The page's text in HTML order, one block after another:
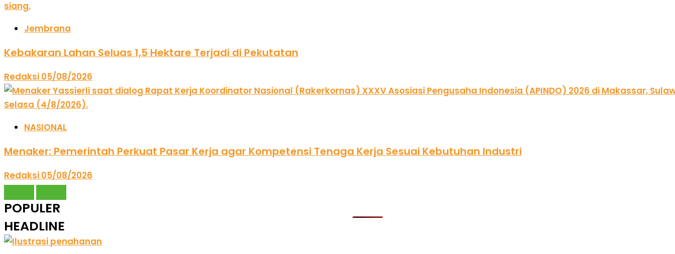
Jembrana
Kebakaran Lahan Seluas 1,5 Hektare Terjadi di Pekutatan
Redaksi 05/08/2026
NASIONAL
Menaker: Pemerintah Perkuat Pasar Kerja agar Kompetensi Tenaga Kerja Sesuai Kebutuhan Industri
Redaksi 05/08/2026
POPULER
HEADLINE